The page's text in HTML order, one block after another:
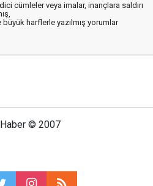
cümleler veya imalar, inançlara saldırı
harflerle yazılmış yorumlar
© 2007